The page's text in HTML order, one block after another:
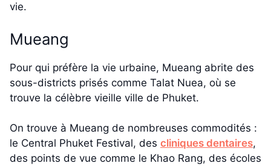
vie.
Mueang
Pour qui préfère la vie urbaine, Mueang abrite des
sous-districts prisés comme Talat Nuea, où se
trouve la célèbre vieille ville de Phuket.
On trouve à Mueang de nombreuses commodités :
le Central Phuket Festival, des cliniques dentaires,
des points de vue comme le Khao Rang, des écoles